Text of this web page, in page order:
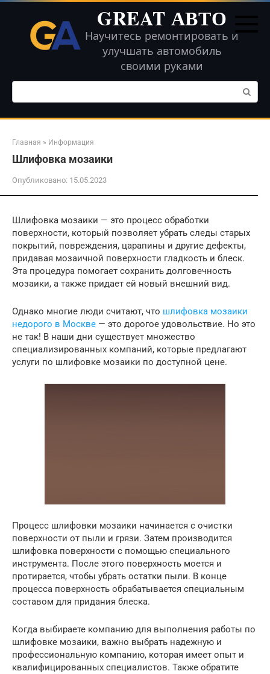
Перейти
контенту
GREAT АВТО
Научитесь ремонтировать и
улучшать автомобиль
своими руками
Поиск:
Главная » Информация
Шлифовка мозаики
Опубликовано: 15.05.2023
Шлифовка мозаики — это процесс обработки
поверхности, который позволяет убрать следы старых
покрытий, повреждения, царапины и другие дефекты,
придавая мозаичной поверхности гладкость и блеск.
Эта процедура помогает сохранить долговечность
мозаики, а также придает ей новый внешний вид.
Однако многие люди считают, что шлифовка мозаики
недорого в Москве — это дорогое удовольствие. Но это
не так! В наши дни существует множество
специализированных компаний, которые предлагают
услуги по шлифовке мозаики по доступной цене.
Процесс шлифовки мозаики начинается с очистки
поверхности от пыли и грязи. Затем производится
шлифовка поверхности с помощью специального
инструмента. После этого поверхность моется и
протирается, чтобы убрать остатки пыли. В конце
процесса поверхность обрабатывается специальным
составом для придания блеска.
Когда выбираете компанию для выполнения работы по
шлифовке мозаики, важно выбрать надежную и
профессиональную компанию, которая имеет опыт и
квалифицированных специалистов. Также обратите